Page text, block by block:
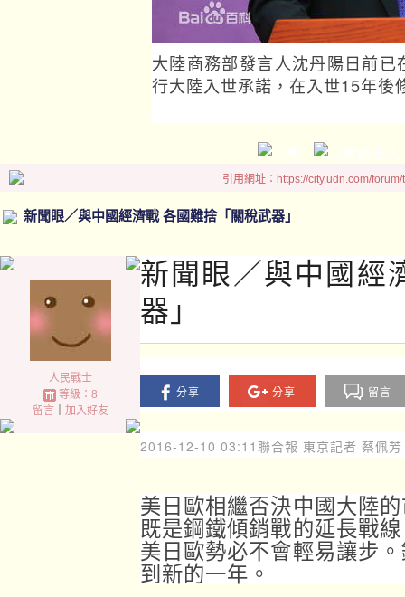
大陸商務部發言人沈丹陽日前
行大陸入世承諾，在入世15年後
引用網址：https://city.udn.com/
新聞眼／與中國經濟戰 各國難捨「關稅武器」
人民戰士
等級：8
留言｜ 加入好友
新聞眼／與中國經
器」
分享 分享 留言
2016-12-10 03:11 聯合報 東京記者 蔡佩芳
美日歐相繼否決中國大陸
既是鋼鐵傾銷戰的延長戰
美日歐勢必不會輕易讓步
到新的一年。